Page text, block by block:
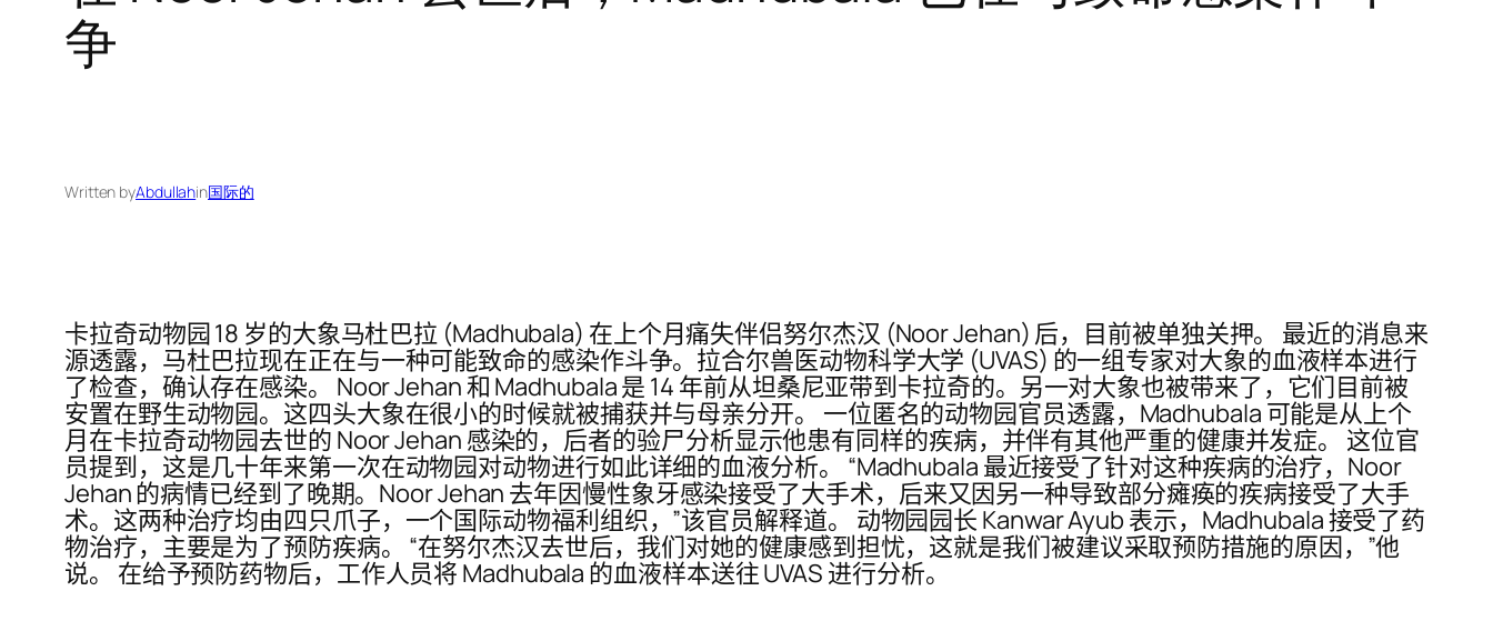
争
Written byAbdullahin国际的
卡拉奇动物园 18 岁的大象马杜巴拉 (Madhubala) 在上个月痛失伴侣努尔杰汉 (Noor Jehan) 后，目前被单独关押。 最近的消息来
源透露，马杜巴拉现在正在与一种可能致命的感染作斗争。拉合尔兽医动物科学大学 (UVAS) 的一组专家对大象的血液样本进行
了检查，确认存在感染。 Noor Jehan 和 Madhubala 是 14 年前从坦桑尼亚带到卡拉奇的。另一对大象也被带来了，它们目前被
安置在野生动物园。这四头大象在很小的时候就被捕获并与母亲分开。 一位匿名的动物园官员透露，Madhubala 可能是从上个
月在卡拉奇动物园去世的 Noor Jehan 感染的，后者的验尸分析显示他患有同样的疾病，并伴有其他严重的健康并发症。 这位官
员提到，这是几十年来第一次在动物园对动物进行如此详细的血液分析。 “Madhubala 最近接受了针对这种疾病的治疗，Noor
Jehan 的病情已经到了晚期。Noor Jehan 去年因慢性象牙感染接受了大手术，后来又因另一种导致部分瘫痪的疾病接受了大手
术。这两种治疗均由四只爪子，一个国际动物福利组织，”该官员解释道。 动物园园长 Kanwar Ayub 表示，Madhubala 接受了药
物治疗，主要是为了预防疾病。 “在努尔杰汉去世后，我们对她的健康感到担忧，这就是我们被建议采取预防措施的原因，”他
说。 在给予预防药物后，工作人员将 Madhubala 的血液样本送往 UVAS 进行分析。